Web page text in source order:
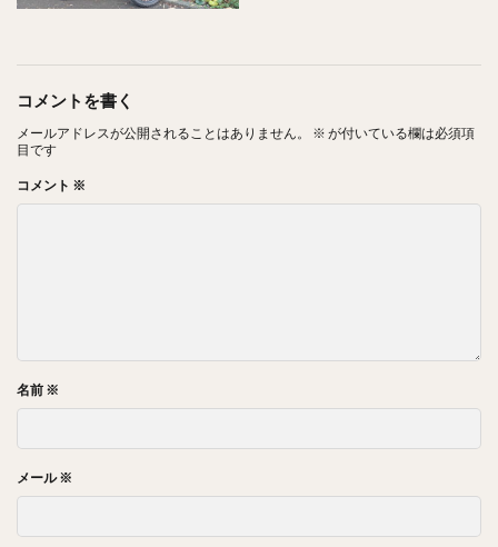
コメントを書く
メールアドレスが公開されることはありません。 ※ が付いている欄は必須項
目です
コメント ※
名前 ※
メール※